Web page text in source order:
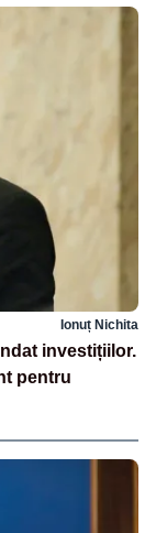
Ionuț Nichita
investițiilor.
pentru